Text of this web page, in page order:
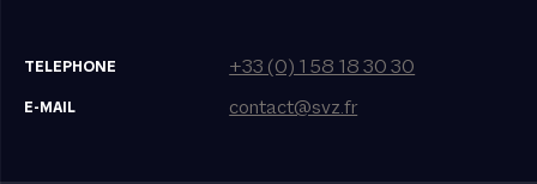
TELEPHONE +33 (0) 1 58 18 30 30
E-MAIL contact@svz.fr